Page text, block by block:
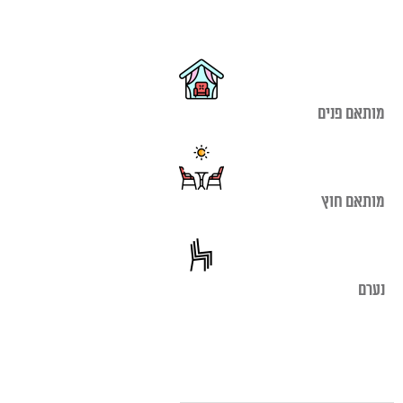
מותאם פנים
מותאם חוץ
נערם